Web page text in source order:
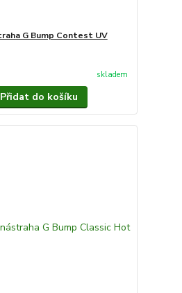
G Bump Contest UV
skladem
Přidat do košíku